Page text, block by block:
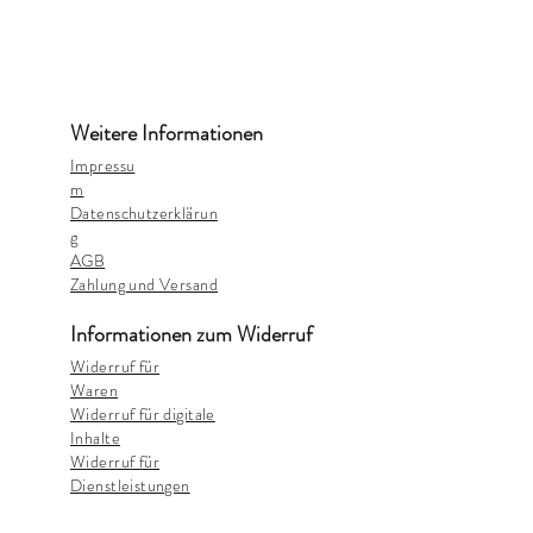
Weitere Informationen
Impressu
m
Datenschutzerklärun
g
AGB
Zahlung und Versand
Informationen zum Widerruf
Widerruf für
Waren
Widerruf für digitale
Inhalte
Widerruf für
Dienstleistungen